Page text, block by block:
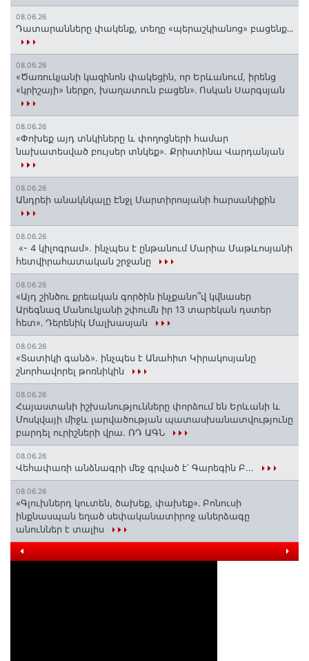
08.06.26
Դատարանները փակենք, տեղը «պերաշկիանոց» բացենք․․․
08.06.26
«Ծառուկյանի կազինոն փակեցին, որ Երևանում, իրենց
«կրիշայի» ներքո, խաղատուն բացեն»․ Ոսկան Սարգսյան
08.06.26
«Փոխեք այդ տնկիները և փողոցների համար
նախատեսված բույսեր տնկեք». Քրիստինա Վարդանյան
08.06.26
Անդրեի անակնկալը Էնջլ Մարտիրոսյանի հարսանիքին
08.06.26
«- 4 կիլոգրամ». ինչպես է ընթանում Մարիա Մաթևոսյանի
հետվիրահատական շրջանը
08.06.26
«Այդ շինծու քրեական գործին ինչքանո՞վ կվնասեր
Արեգնազ Մանուկյանի շփումն իր 13 տարեկան դստեր
հետ»․ Դերենիկ Մալխասյան
08.06.26
«Տատիկի գանձ». ինչպես է Անահիտ Կիրակոսյանը
շնորհավորել թոռնիկին
08.06.26
Հայաստանի իշխանությունները փորձում են Երևանի և
Մոսկվայի միջև լարվածության պատասխանատվությունը
բարդել ուրիշների վրա. ՌԴ ԱԳՆ
08.06.26
Վեհափառի անձնագրի մեջ գրված է՝ Գարեգին Բ...
08.06.26
«Գլուխներդ կուտեն, ծախեք, փախեք»․ Բոնուսի
ինքնասպան եղած սեփականատիրոջ աներձագը
անուններ է տալիս